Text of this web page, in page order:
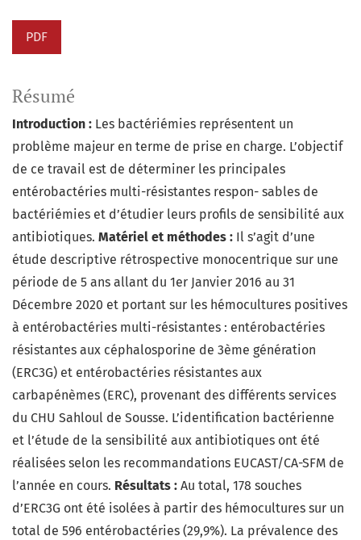
PDF
Résumé
Introduction : Les bactériémies représentent un
problème majeur en terme de prise en charge. L’objectif
de ce travail est de déterminer les principales
entérobactéries multi-résistantes respon- sables de
bactériémies et d’étudier leurs profils de sensibilité aux
antibiotiques. Matériel et méthodes : Il s’agit d’une
étude descriptive rétrospective monocentrique sur une
période de 5 ans allant du 1er Janvier 2016 au 31
Décembre 2020 et portant sur les hémocultures positives
à entérobactéries multi-résistantes : entérobactéries
résistantes aux céphalosporine de 3ème génération
(ERC3G) et entérobactéries résistantes aux
carbapénèmes (ERC), provenant des différents services
du CHU Sahloul de Sousse. L’identification bactérienne
et l’étude de la sensibilité aux antibiotiques ont été
réalisées selon les recommandations EUCAST/CA-SFM de
l’année en cours. Résultats : Au total, 178 souches
d’ERC3G ont été isolées à partir des hémocultures sur un
total de 596 entérobactéries (29,9%). La prévalence des